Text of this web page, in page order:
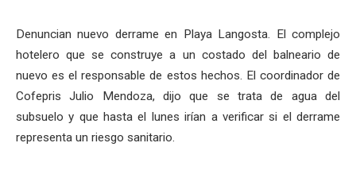
Denuncian nuevo derrame en Playa Langosta. El complejo
hotelero que se construye a un costado del balneario de
nuevo es el responsable de estos hechos. El coordinador de
Cofepris Julio Mendoza, dijo que se trata de agua del
subsuelo y que hasta el lunes irían a verificar si el derrame
representa un riesgo sanitario.